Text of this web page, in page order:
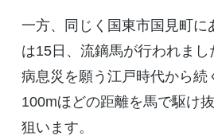
一方、同じく国東市国見町に
は15日、流鏑馬が行われま
病息災を願う江戸時代から続
100mほどの距離を馬で駆け
狙います。